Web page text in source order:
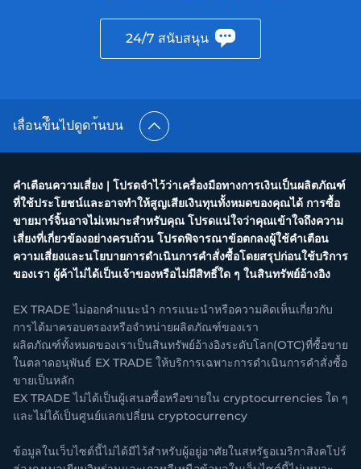
24/7 สนับสนุน
เลื่อนข้ึนไปดูดา้นบน
คำเตือนความเสี่ยง | โปรดจำไว้ว่าเครื่องมือทางการเงินเป็นผลิตภัณฑ์
ที่ใช้ประโยชน์และอาจทำให้สูญเสียเงินทุนทั้งหมดของคุณได้ การซื้อ
ขายมาร์จิ้นอาจไม่เหมาะสำหรับคุณ โปรดแน่ใจว่าคุณเข้าใจถึงความ
เสี่ยงที่เกี่ยวข้องอย่างครบถ้วน โปรดพิจารณาข้อตกลงผู้ใช้คำเตือน
ความเสี่ยงและนโยบายการดำเนินการคำสั่งซื้อโดยสรุปก่อนใช้บริการ
ของเรา ผู้ค้าไม่ได้เป็นเจ้าของหรือไม่มีสิทธิ์ใด ๆ ในสินทรัพย์อ้างอิง
EX TRADE ไม่ออกคำแนะนำ การแนะนำหรือความคิดเห็นเกี่ยวกับ
การได้มาครอบครองหรือจำหน่ายผลิตภัณฑ์ของเรา
ผลิตภัณฑ์ทั้งหมดของเราเป็นสินทรัพย์อ้างอิงระดับโลก(OTC)ที่ซื้อขาย
ในตลาดอนุพันธ์ EX TRADE ให้บริการเฉพาะการดำเนินการคำสั่งซื้อ
ขายเป็นหลัก
EX TRADE ไม่ได้เป็นผู้เสนอซื้อหรือขายใน cryptocurrencies ใด ๆ
และไม่ได้เป็นศูนย์แลกเปลี่ยน cryptocurrency
ข้อมูลในเว็บไซต์นี้ไม่ได้มีไว้สำหรับผู้อยู่อาศัยในสหรัฐอเมริกาสิงคโปร์